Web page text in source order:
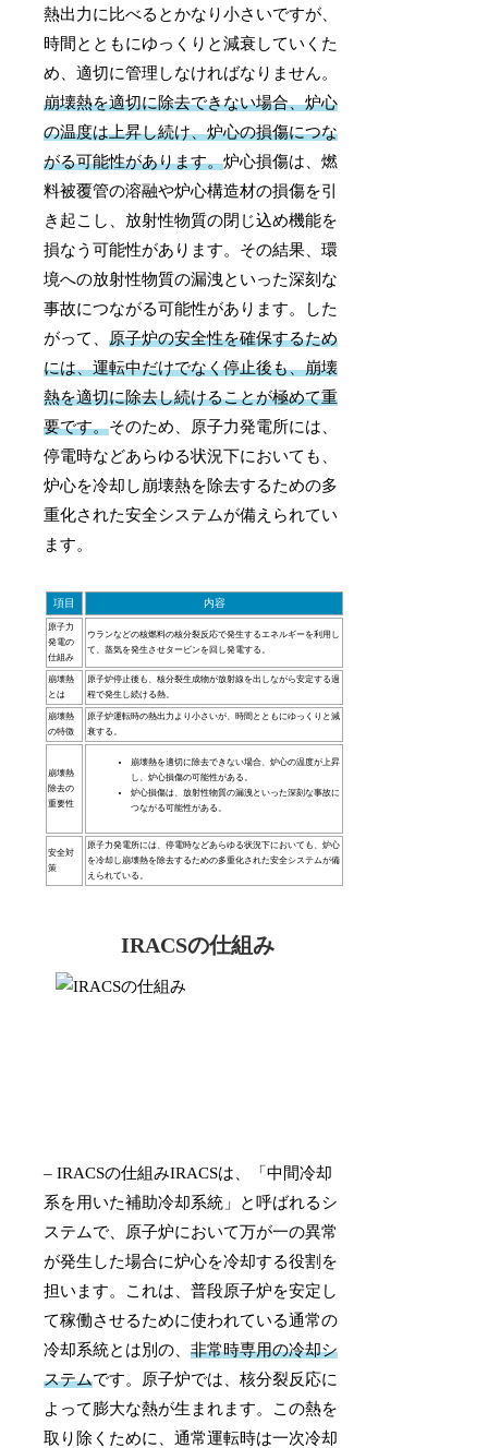
熱出力に比べるとかなり小さいですが、
時間とともにゆっくりと減衰していくた
め、適切に管理しなければなりません。
崩壊熱を適切に除去できない場合、炉心
の温度は上昇し続け、炉心の損傷につな
がる可能性があります。炉心損傷は、燃
料被覆管の溶融や炉心構造材の損傷を引
き起こし、放射性物質の閉じ込め機能を
損なう可能性があります。その結果、環
境への放射性物質の漏洩といった深刻な
事故につながる可能性があります。した
がって、原子炉の安全性を確保するため
には、運転中だけでなく停止後も、崩壊
熱を適切に除去し続けることが極めて重
要です。そのため、原子力発電所には、
停電時などあらゆる状況下においても、
炉心を冷却し崩壊熱を除去するための多
重化された安全システムが備えられてい
ます。
項目 内容
原子力
発電の
仕組み
ウランなどの核燃料の核分裂反応で発生するエネルギーを利用し
て、蒸気を発生させタービンを回し発電する。
崩壊熱
とは
原子炉停止後も、核分裂生成物が放射線を出しながら安定する過
程で発生し続ける熱。
崩壊熱
の特徴
原子炉運転時の熱出力より小さいが、時間とともにゆっくりと減
衰する。
崩壊熱
除去の
重要性
崩壊熱を適切に除去できない場合、炉心の温度が上昇
し、炉心損傷の可能性がある。
炉心損傷は、放射性物質の漏洩といった深刻な事故に
つながる可能性がある。
安全対
策
原子力発電所には、停電時などあらゆる状況下においても、炉心
を冷却し崩壊熱を除去するための多重化された安全システムが備
えられている。
IRACSの仕組み
– IRACSの仕組みIRACSは、「中間冷却
系を用いた補助冷却系統」と呼ばれるシ
ステムで、原子炉において万が一の異常
が発生した場合に炉心を冷却する役割を
担います。これは、普段原子炉を安定し
て稼働させるために使われている通常の
冷却系統とは別の、非常時専用の冷却シ
ステムです。原子炉では、核分裂反応に
よって膨大な熱が生まれます。この熱を
取り除くために、通常運転時は一次冷却